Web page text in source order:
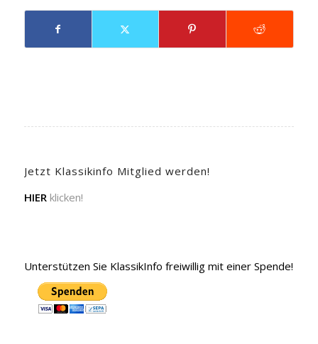
Jetzt Klassikinfo Mitglied werden!
HIER klicken!
Unterstützen Sie KlassikInfo freiwillig mit einer Spende!